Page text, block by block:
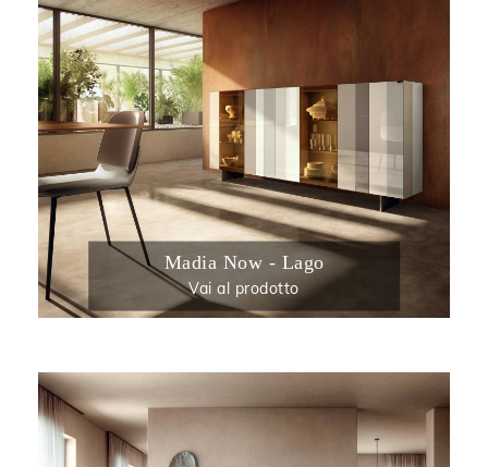
Madia Now - Lago
Vai al prodotto